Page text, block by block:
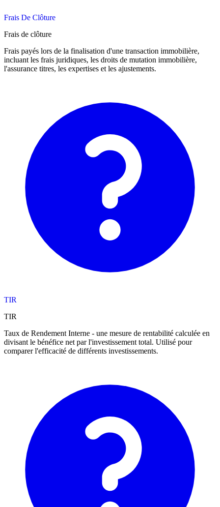
Frais De Clôture
Frais de clôture
Frais payés lors de la finalisation d'une transaction immobilière,
incluant les frais juridiques, les droits de mutation immobilière,
l'assurance titres, les expertises et les ajustements.
TIR
TIR
Taux de Rendement Interne - une mesure de rentabilité calculée en
divisant le bénéfice net par l'investissement total. Utilisé pour
comparer l'efficacité de différents investissements.